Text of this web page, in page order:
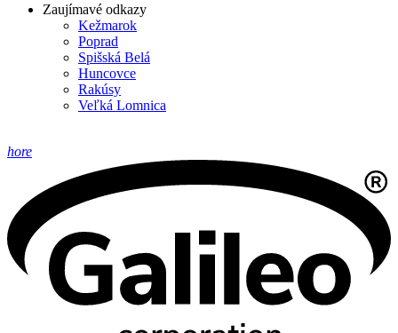
Zaujímavé odkazy
Kežmarok
Poprad
Spišská Belá
Huncovce
Rakúsy
Veľká Lomnica
hore